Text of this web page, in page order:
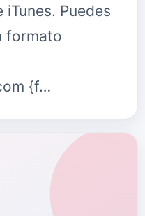
Puedes
formato
{f…